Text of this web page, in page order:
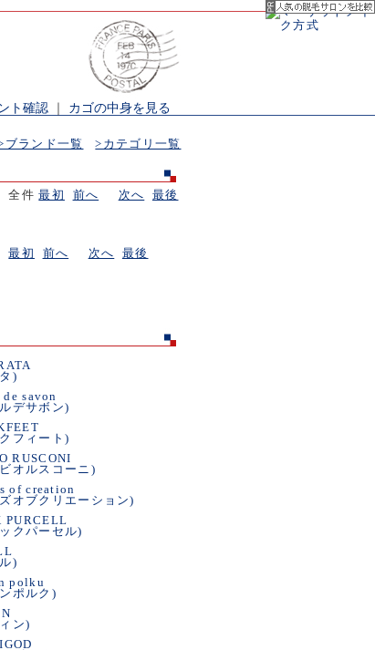
ト確認 カゴの中身を見る
ブランド一覧 >カテゴリ一覧
全件最初 前へ 次へ
最後
最初 前へ 次へ 最後
)
savon
デサボン)
フィート)
RUSCONI
オルスコーニ)
of creation
オブクリエーション)
PURCELL
クパーセル)
)
polku
ポルク)
ン)